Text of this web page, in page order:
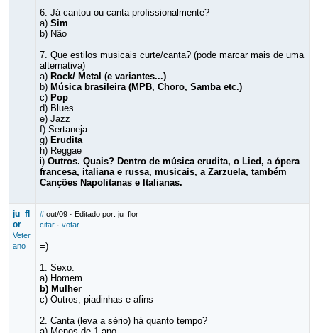
6. Já cantou ou canta profissionalmente?
a) Sim
b) Não
7. Que estilos musicais curte/canta? (pode marcar mais de uma
alternativa)
a) Rock/ Metal (e variantes...)
b) Música brasileira (MPB, Choro, Samba etc.)
c) Pop
d) Blues
e) Jazz
f) Sertaneja
g) Erudita
h) Reggae
i) Outros. Quais? Dentro de música erudita, o Lied, a ópera
francesa, italiana e russa, musicais, a Zarzuela, também
Canções Napolitanas e Italianas.
ju_fl
or
Veter
ano
# out/09· Editado por: ju_flor
citar· votar
=)
1. Sexo:
a) Homem
b) Mulher
c) Outros, piadinhas e afins
2. Canta (leva a sério) há quanto tempo?